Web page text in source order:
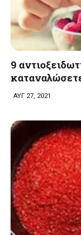
9
ΑΥΓ 27, 2021